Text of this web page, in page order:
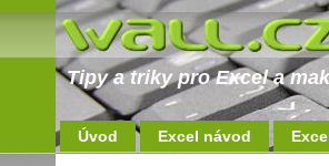
Tipy a triky pro Excel a
Úvod Excel návod